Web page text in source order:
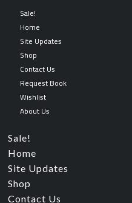
Sale!
Home
Site Updates
Shop
Contact Us
Request Book
Wishlist
About Us
Sale!
Home
Site Updates
Shop
Contact Us